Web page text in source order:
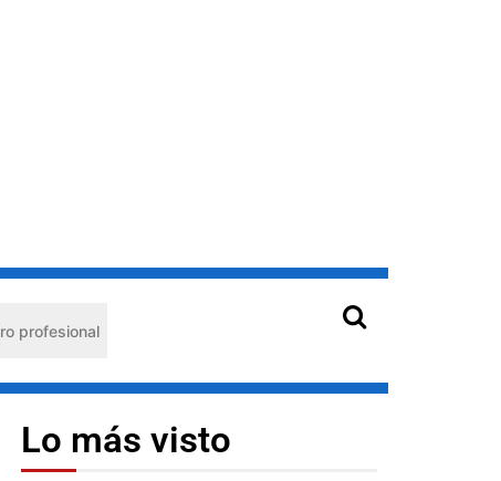
Hantavirus en Venezuela: claves de prevención
Lo más visto